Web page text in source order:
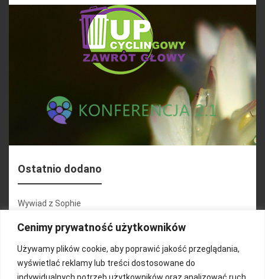
Cenimy prywatność użytkowników
Używamy plików cookie, aby poprawić jakość przeglądania,
wyświetlać reklamy lub treści dostosowane do
indywidualnych potrzeb użytkowników oraz analizować ruch
Ostatnio dodano
Wywiad z Sophie
Konferencja 2.1
Martyna Wojciechowska
Relacja zdjęciowa 25.09.2024r (cz.2)